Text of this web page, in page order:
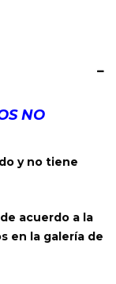
NO
y no tiene
acuerdo a la
en la galería de